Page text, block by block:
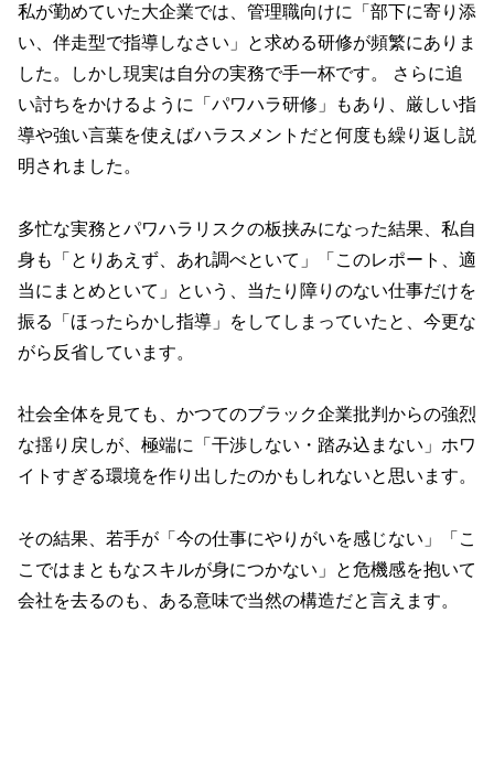
私が勤めていた大企業では、管理職向けに「部下に寄り添
い、伴走型で指導しなさい」と求める研修が頻繁にありま
した。しかし現実は自分の実務で手一杯です。 さらに追
い討ちをかけるように「パワハラ研修」もあり、厳しい指
導や強い言葉を使えばハラスメントだと何度も繰り返し説
明されました。
多忙な実務とパワハラリスクの板挟みになった結果、私自
身も「とりあえず、あれ調べといて」「このレポート、適
当にまとめといて」という、当たり障りのない仕事だけを
振る「ほったらかし指導」をしてしまっていたと、今更な
がら反省しています。
社会全体を見ても、かつてのブラック企業批判からの強烈
な揺り戻しが、極端に「干渉しない・踏み込まない」ホワ
イトすぎる環境を作り出したのかもしれないと思います。
その結果、若手が「今の仕事にやりがいを感じない」「こ
こではまともなスキルが身につかない」と危機感を抱いて
会社を去るのも、ある意味で当然の構造だと言えます。